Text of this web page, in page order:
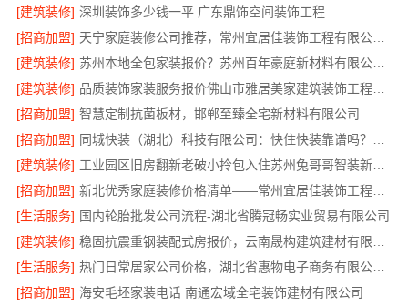
[建筑装修] 深圳装饰多少钱一平 广东鼎饰空间装饰工程
[招商加盟]
天宁家庭装修公司推荐，常州宜居佳装饰工程有限公司口碑见证
[建筑装修]
苏州本地全包家装报价？苏州百年豪庭新材料有限公司新房装修
[建筑装修]
品质装饰家装服务报价佛山市雅居美家建筑装饰工程有限公司
[招商加盟] 智慧定制抗菌板材，邯郸至臻全宅新材料有限公司
[招商加盟]
[建筑装修]
工业园区旧房翻新老破小拎包入住苏州兔哥哥智装新材料有限公司
[招商加盟]
新北优秀家庭装修价格清单——常州宜居佳装饰工程有限公司
[生活服务] 国内轮胎批发公司流程-湖北省腾冠畅实业贸易有限公司
[建筑装修]
[生活服务]
热门日常居家公司价格，湖北省惠物电子商务有限公司品质优选
[招商加盟] 海安毛坯家装电话 南通宏域全宅装饰建材有限公司